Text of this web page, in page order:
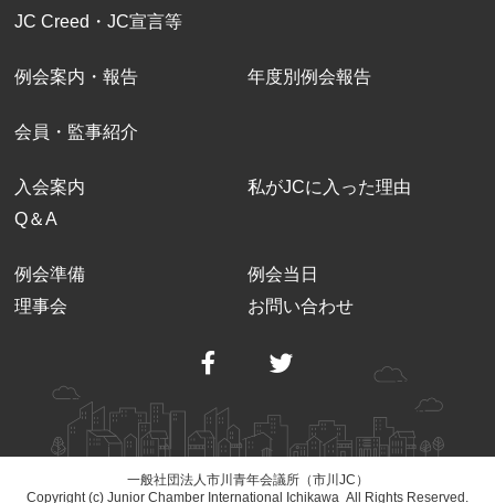
JC Creed・JC宣言等
例会案内・報告 年度別例会報告
会員・監事紹介
入会案内
私がJCに入った理由
Q＆A
例会準備
例会当日
理事会
お問い合わせ
一般社団法人市川青年会議所（市川JC）
Copyright (c) Junior Chamber International Ichikawa All Rights Reserved.